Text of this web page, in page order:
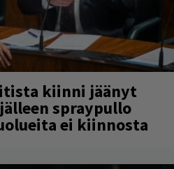
kiinni jäänyt
spraypullo
ei kiinnosta